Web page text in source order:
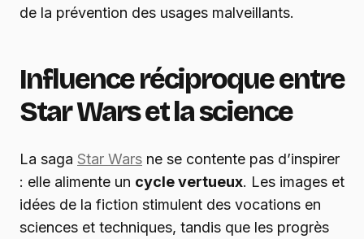
de la prévention des usages malveillants.
Influence réciproque entre
Star Wars et la science
La saga Star Wars ne se contente pas d’inspirer
: elle alimente un cycle vertueux. Les images et
idées de la fiction stimulent des vocations en
sciences et techniques, tandis que les progrès